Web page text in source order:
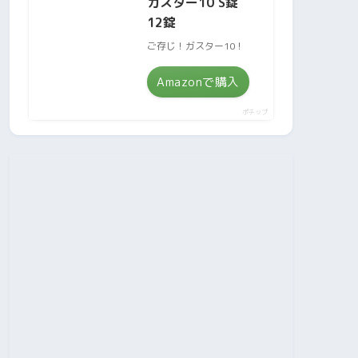
12錠
ご存じ！ガスター10！
Amazonで購入
ポチップ